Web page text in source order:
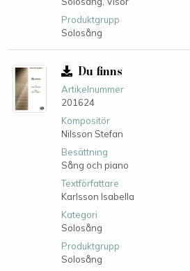
Produktgrupp
Solosång
Du finns
Artikelnummer
201624
Kompositör
Nilsson Stefan
Besättning
Sång och piano
Textförfattare
Karlsson Isabella
Kategori
Solosång
Produktgrupp
Solosång